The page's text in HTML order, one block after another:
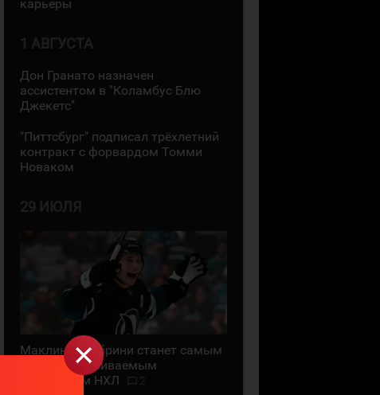
карьеры
1 АВГУСТА
Дон Гранато назначен
ассистентом в "Коламбус Блю
Джекетс"
"Питтсбург" подписал трёхлетний
контракт с форвардом Томми
Новаком
29 ИЮЛЯ
Маклин Селебрини станет самым
высокооплачиваемым
хоккеистом НХЛ